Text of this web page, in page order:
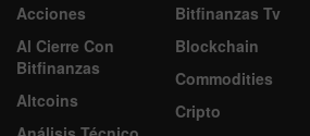
Acciones
Al Cierre Con
Bitfinanzas
Altcoins
Bitfinanzas Tv
Blockchain
Commodities
Cripto